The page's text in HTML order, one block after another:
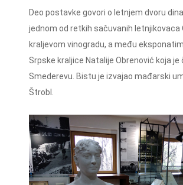
Deo postavke govori o letnjem dvoru
jednom od retkih sačuvanih letnjikovaca
kraljevom vinogradu, a među
Srpske kraljice Natalije Obrenović koja
Smederevu. Bistu je izvajao mađarski
Štrobl.